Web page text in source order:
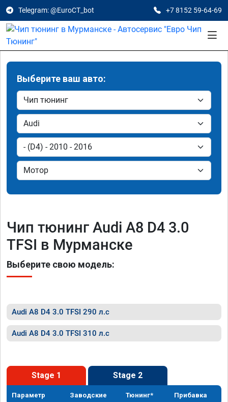
Telegram: @EuroCT_bot +7 8152 59-64-69
Выберите ваш авто:
Чип тюнинг Audi A8 D4 3.0
TFSI в Мурманске
Выберите свою модель:
Audi A8 D4 3.0 TFSI 290 л.с
Audi A8 D4 3.0 TFSI 310 л.с
Stage 1 Stage 2
Параметр Заводские Тюнинг* Прибавка